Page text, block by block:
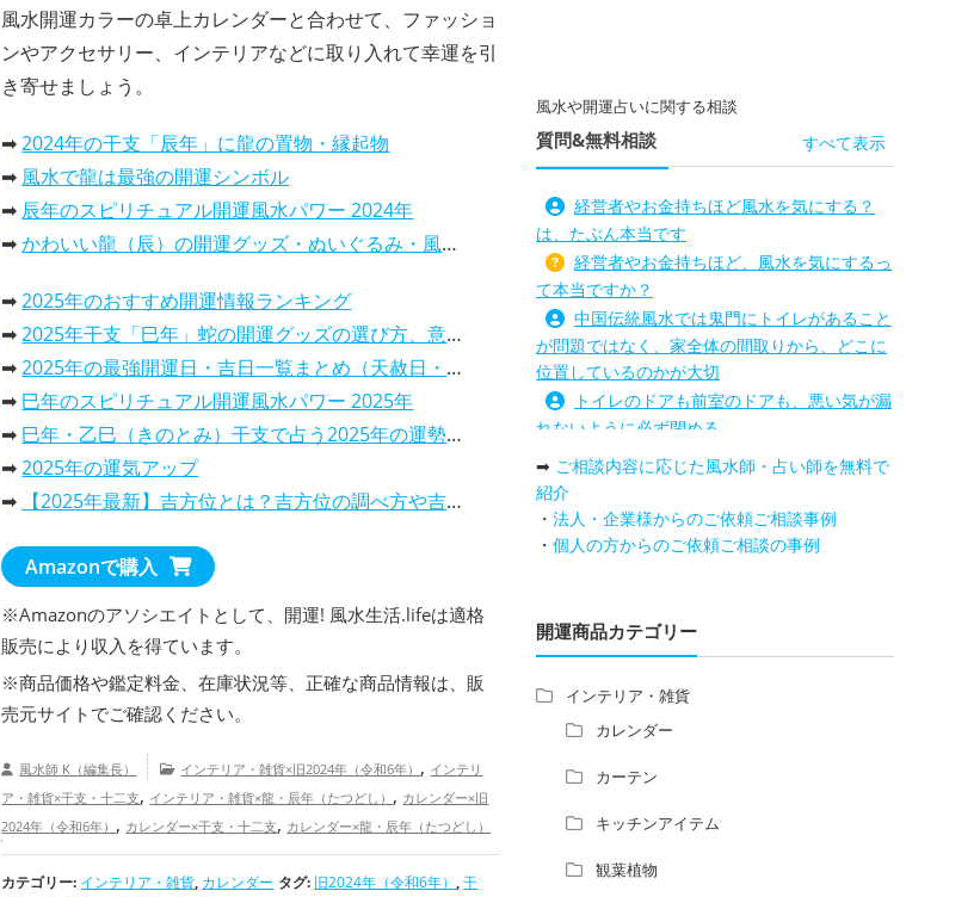
風水開運カラーの卓上カレンダーと合わせて、ファッショ
ンやアクセサリー、インテリアなどに取り入れて幸運を引
き寄せましょう。
➡2024年の干支「辰年」に龍の置物・縁起物
➡ 風水で龍は最強の開運シンボル
➡ 辰年のスピリチュアル開運風水パワー 2024年
➡かわいい龍（辰）の開運グッズ・ぬいぐるみ・風水置物
➡2025年のおすすめ開運情報ランキング
➡2025年干支「巳年」蛇の開運グッズの選び方、意味と効果と活用法
➡2025年の最強開運日・吉日一覧まとめ（天赦日・一粒万倍日…）
➡ 巳年のスピリチュアル開運風水パワー 2025年
➡ 巳年・乙巳（きのとみ）干支で占う2025年の運勢は、どんな一年？
➡2025年の運気アップ
➡
【2025年最新】吉方位とは？吉方位の調べ方や吉報旅行先での過ごし方を解説
・
2025年干支巳年は、蛇（へび）の開運カレンダーで運気アップ
パワースポット・カレンダー2025年、開運効果抜群！
・2025年の吉日や最強開運日が分かる暦のカレンダー
2025年の金運を上げる！選ぶべき開運カレンダー
Amazonで購入
※Amazonのアソシエイトとして、開運! 風水生活.lifeは適格
販売により収入を得ています。
※商品価格や鑑定料金、在庫状況等、正確な商品情報は、販
売元サイトでご確認ください。
風水師 K（編集長） インテリア・雑貨×旧2024年（令和6年） , インテリ
ア・雑貨×干支・十二支, インテリア・雑貨×龍・辰年（たつどし） , カレンダー×旧
2024年（令和6年） , カレンダー×干支・十二支, カレンダー×龍・辰年（たつどし）
旧2024年（令和6年）の開運グッズ,干支・十二支の開運グッズ,龍・辰年（た
つどし）の開運グッズ
金運アップ,健康運アップ
カテゴリー: インテリア・雑貨, カレンダー タグ: 旧2024年（令和6年）,干
風水や開運占いに関する相談
質問&無料相談 すべて表示
経営者やお金持ちほど風水を気にする？
は、たぶん本当です
経営者やお金持ちほど、風水を気にするっ
て本当ですか？
中国伝統風水では鬼門にトイレがあること
が問題ではなく、家全体の間取りから、どこに
位置しているのかが大切
トイレのドアも前室のドアも、悪い気が漏
れないように必ず閉める
路沖殺対策としては、お庭に道路との垣根
を造られるとよい
庭を広げると路沖殺（ろちゅうさつ）は防
げますか？
方角にあるトイレの位置はずれますか？
青澄杏樹 （アオスミアンジュ）先生から
占い師さんは、幽霊を見たことがあります
か？
家相風水の診断・鑑定料金や相場について
風水の流派について教えてください。
か？
➡ ご相談内容に応じた風水師・占い師を無料で
紹介
・ 法人・企業様からのご依頼ご相談事例
・ 個人の方からのご依頼ご相談の事例
開運商品カテゴリー
インテリア・雑貨
カレンダー
カーテン
キッチンアイテム
観葉植物